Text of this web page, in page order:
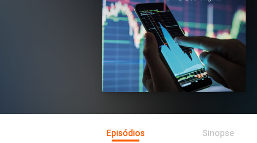
Episódios Sinopse